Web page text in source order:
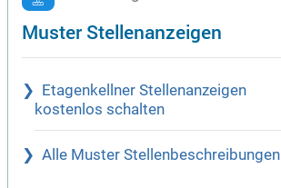
Muster Stellenanzeigen
Etagenkellner Stellenanzeigen
kostenlos schalten
Alle Muster Stellenbeschreibungen